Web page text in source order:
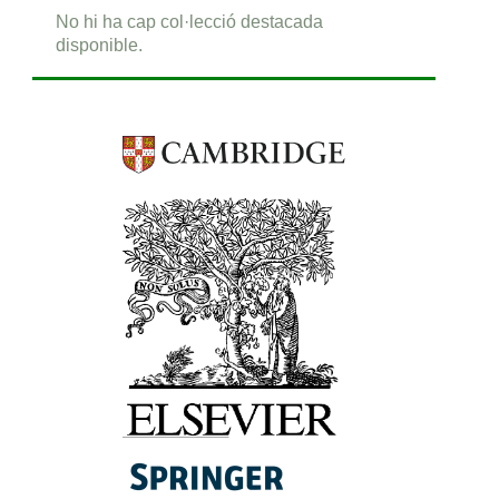
No hi ha cap col·lecció destacada
disponible.